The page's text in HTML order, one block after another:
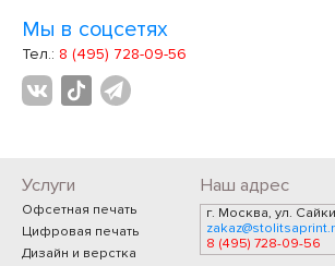
Мы в соцсетях
Тел.: 8 (495) 728-09-56
Услуги
Офсетная печать
Цифровая печать
Дизайн и верстка
Наш адрес
г. Москва, ул.
8 (495) 728-09-56